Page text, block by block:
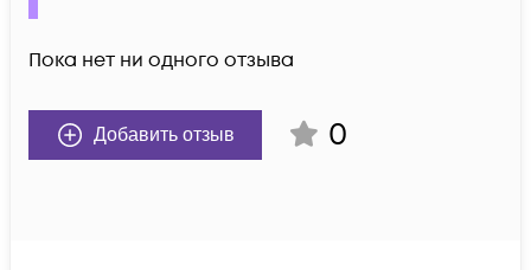
Пока нет ни одного отзыва
Добавить отзыв 0